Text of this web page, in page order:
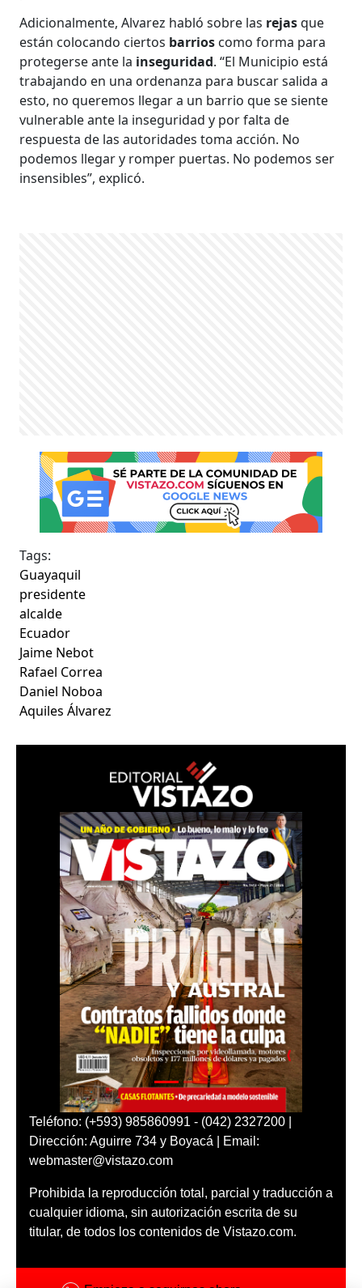
Adicionalmente, Alvarez habló sobre las rejasque
están colocando ciertos barrios como forma para
protegerse ante la inseguridad. “El Municipio está
trabajando en una ordenanza para buscar salida a
esto, no queremos llegar a un barrio que se siente
vulnerable ante la inseguridad y por falta de
respuesta de las autoridades toma acción. No
podemos llegar y romper puertas. No podemos ser
insensibles”, explicó.
Tags:
Guayaquil
presidente
alcalde
Ecuador
Jaime Nebot
Rafael Correa
Daniel Noboa
Aquiles Álvarez
Teléfono: (+593) 985860991 - (042) 2327200 |
Dirección: Aguirre 734 y Boyacá | Email:
webmaster@vistazo.com
Prohibida la reproducción total, parcial y traducción a
cualquier idioma, sin autorización escrita de su
titular, de todos los contenidos de Vistazo.com.